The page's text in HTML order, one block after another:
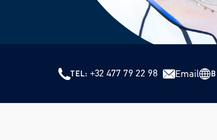
TEL +32 477 79 22 98 Email